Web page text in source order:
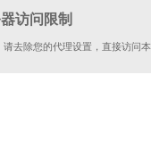
访问限制
去除您的代理设置，直接访问本